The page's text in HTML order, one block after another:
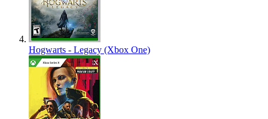
Hogwarts - Legacy (Xbox One)